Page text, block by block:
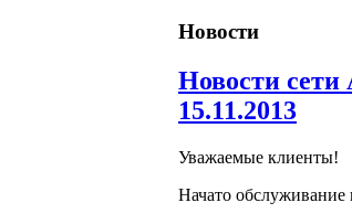
Новости
Новости сети
15.11.2013
Уважаемые клиенты!
Начато